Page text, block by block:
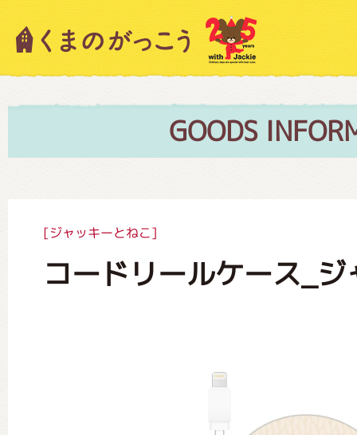
GOODS
[ジャッキーとねこ]
コードリールケース_
キャラクター紹介
絵本・作家紹介
グッズインフォメーション